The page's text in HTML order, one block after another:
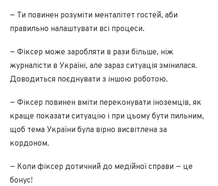
— Ти повинен розуміти менталітет гостей, аби
правильно налаштувати всі процеси.
— Фіксер може заробляти в рази більше, ніж
журналісти в Україні, але зараз ситуація змінилася.
Доводиться поєднувати з іншою роботою.
— Фіксер повинен вміти переконувати іноземців, як
краще показати ситуацію і при цьому бути пильним,
щоб тема України була вірно висвітлена за
кордоном.
— Коли фіксер дотичний до медійної справи — це
бонус!